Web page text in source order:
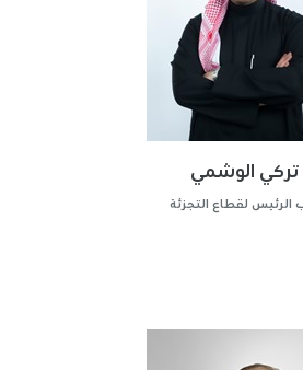
تركي الوشمي
الرئيس لقطاع التجزئة